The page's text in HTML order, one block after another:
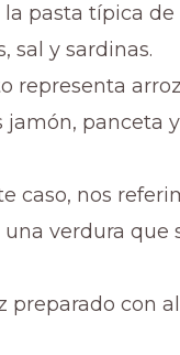
la pasta típica
sal y sardinas.
representa
jamón, panceta
caso, nos
verdura que
preparado con